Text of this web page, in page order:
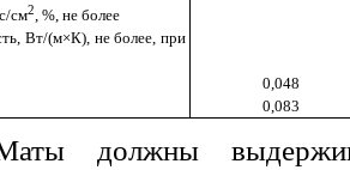
см2, %, не более
Вт/(м×К), не более, при
0,048
0,083
должны